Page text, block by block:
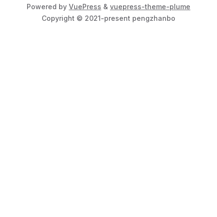
Powered by VuePress & vuepress-theme-plume
Copyright © 2021-present pengzhanbo